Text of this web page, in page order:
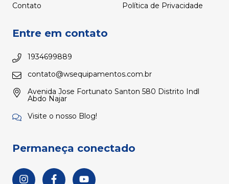
Contato
Política de Privacidade
Entre em contato
1934699889
contato@wsequipamentos.com.br
Avenida Jose Fortunato Santon 580 Distrito Indl
Abdo Najar
Visite o nosso Blog!
Permaneça conectado